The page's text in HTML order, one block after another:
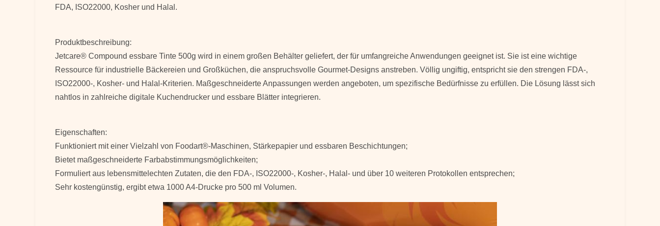
FDA, ISO22000, Kosher und Halal.
Produktbeschreibung:
Jetcare® Compound essbare Tinte 500g wird in einem großen Behälter geliefert, der für umfangreiche Anwendungen geeignet ist. Sie ist eine wichtige
Ressource für industrielle Bäckereien und Großküchen, die anspruchsvolle Gourmet-Designs anstreben. Völlig ungiftig, entspricht sie den strengen FDA-,
ISO22000-, Kosher- und Halal-Kriterien. Maßgeschneiderte Anpassungen werden angeboten, um spezifische Bedürfnisse zu erfüllen. Die Lösung lässt sich
nahtlos in zahlreiche digitale Kuchendrucker und essbare Blätter integrieren.
Eigenschaften:
Funktioniert mit einer Vielzahl von Foodart®-Maschinen, Stärkepapier und essbaren Beschichtungen;
Bietet maßgeschneiderte Farbabstimmungsmöglichkeiten;
Formuliert aus lebensmittelechten Zutaten, die den FDA-, ISO22000-, Kosher-, Halal- und über 10 weiteren Protokollen entsprechen;
Sehr kostengünstig, ergibt etwa 1000 A4-Drucke pro 500 ml Volumen.